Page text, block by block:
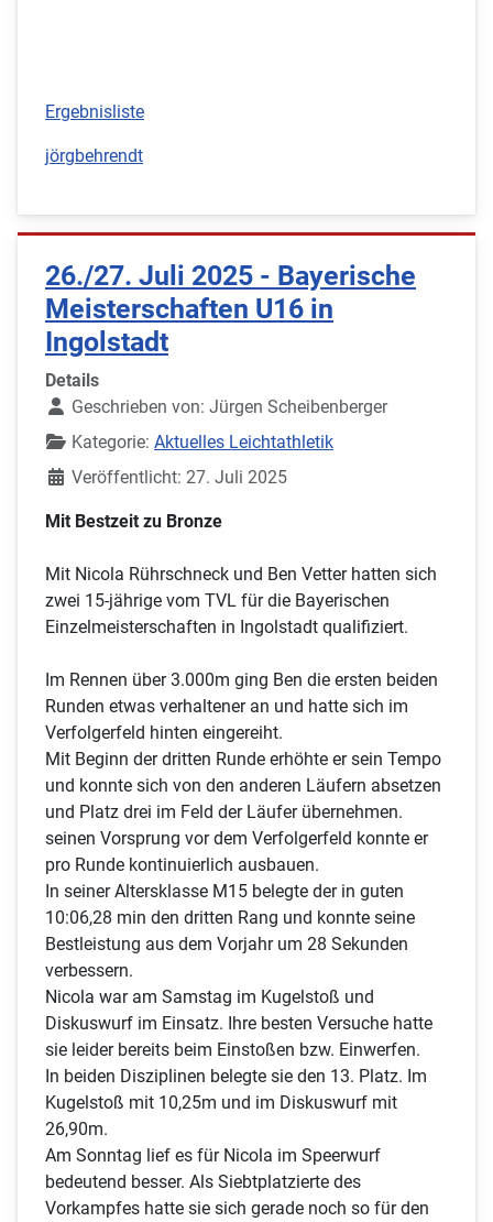
Ergebnisliste
jörgbehrendt
26./27. Juli 2025 - Bayerische
Meisterschaften U16 in
Ingolstadt
Details
Geschrieben von: Jürgen Scheibenberger
Kategorie: Aktuelles Leichtathletik
Veröffentlicht: 27. Juli 2025
Mit Bestzeit zu Bronze
Mit Nicola Rührschneck und Ben Vetter hatten sich
zwei 15-jährige vom TVL für die Bayerischen
Einzelmeisterschaften in Ingolstadt qualifiziert.
Im Rennen über 3.000m ging Ben die ersten beiden
Runden etwas verhaltener an und hatte sich im
Verfolgerfeld hinten eingereiht.
Mit Beginn der dritten Runde erhöhte er sein Tempo
und konnte sich von den anderen Läufern absetzen
und Platz drei im Feld der Läufer übernehmen.
seinen Vorsprung vor dem Verfolgerfeld konnte er
pro Runde kontinuierlich ausbauen.
In seiner Altersklasse M15 belegte der in guten
10:06,28 min den dritten Rang und konnte seine
Bestleistung aus dem Vorjahr um 28 Sekunden
verbessern.
Nicola war am Samstag im Kugelstoß und
Diskuswurf im Einsatz. Ihre besten Versuche hatte
sie leider bereits beim Einstoßen bzw. Einwerfen.
In beiden Disziplinen belegte sie den 13. Platz. Im
Kugelstoß mit 10,25m und im Diskuswurf mit
26,90m.
Am Sonntag lief es für Nicola im Speerwurf
bedeutend besser. Als Siebtplatzierte des
Vorkampfes hatte sie sich gerade noch so für den